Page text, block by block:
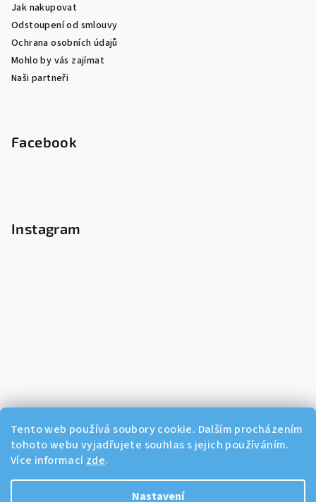
Tento web používá soubory cookie. Dalším procházením
tohoto webu vyjadřujete souhlas s jejich používáním.
Více informací zde.
Nastavení
Jak nakupovat
Odstoupení od smlouvy
Ochrana osobních údajů
Mohlo by vás zajímat
Naši partneři
Facebook
Instagram
Sledovat na Instagramu